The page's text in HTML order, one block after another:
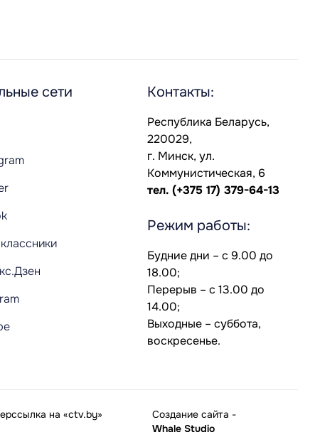
сети Контакты:
Республика Беларусь,
220029,
г. Минск, ул.
Коммунистическая, 6
тел. (+375 17) 379-64-13
Режим работы:
Будние дни – с 9.00 до
18.00;
Перерыв – с 13.00 до
14.00;
Выходные – суббота,
воскресенье.
на «ctv.by»
Создание сайта -
Whale Studio